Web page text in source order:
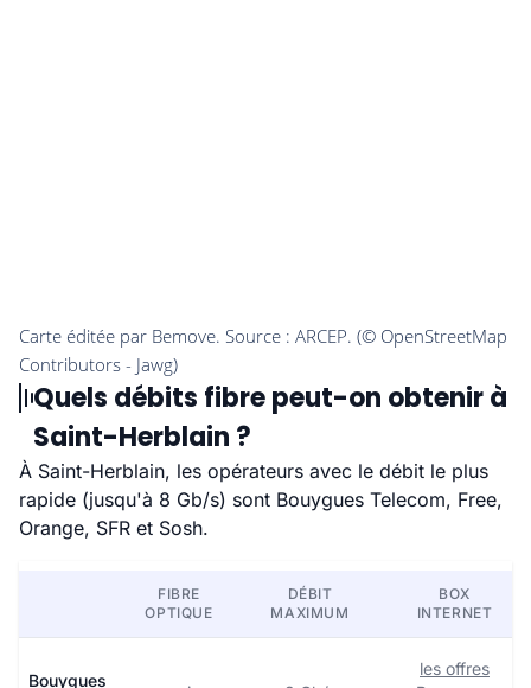
Quels débits fibre peut-on obtenir à
Saint-Herblain ?
À Saint-Herblain, les opérateurs avec le débit le plus
rapide (jusqu'à 8 Gb/s) sont Bouygues Telecom, Free,
Orange, SFR et Sosh.
FIBRE
OPTIQUE
DÉBIT
MAXIMUM
BOX
INTERNET
Bouygues
les offres